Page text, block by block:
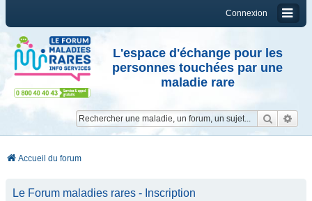
Connexion
L'espace d'échange pour les
personnes touchées par une
maladie rare
Accueil du forum
Le Forum maladies rares - Inscription